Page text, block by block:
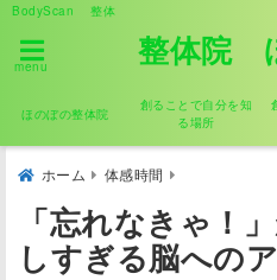
BodyScan 整体
menu 整体院
ほのぼの整体院
創ることで自分を知
る場所
ホーム 体感時間
「忘れなきゃ！
しすぎる脳への